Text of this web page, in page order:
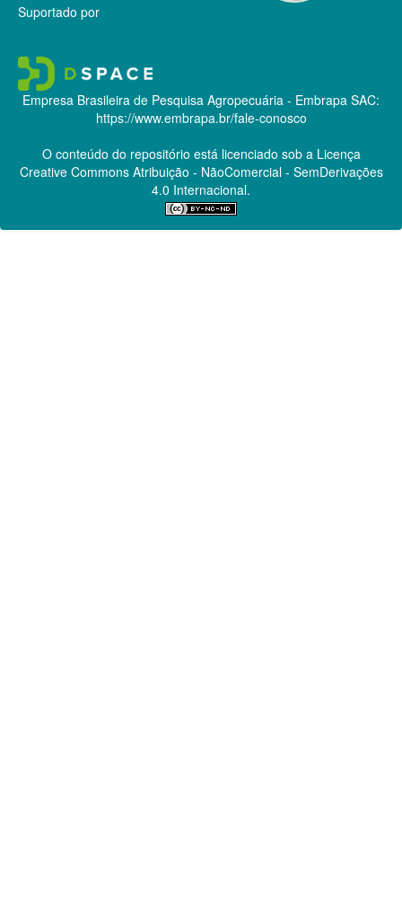
Suportado por
Empresa Brasileira de Pesquisa Agropecuária - Embrapa SAC:
https://www.embrapa.br/fale-conosco
O conteúdo do repositório está licenciado sob a Licença
Creative CommonsAtribuição - NãoComercial - SemDerivações
4.0 Internacional.